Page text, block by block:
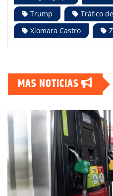
Trump
Tráfico
Xiomara Castro
MAS NOTICIAS